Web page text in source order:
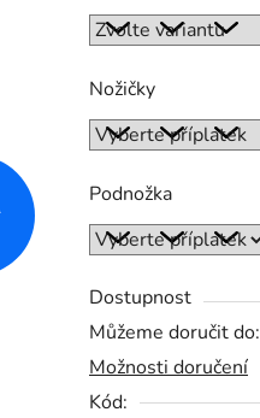
Nožičky
Podnožka
Dostupnost
Můžeme doručit do:
Možnosti doručení
Kód: